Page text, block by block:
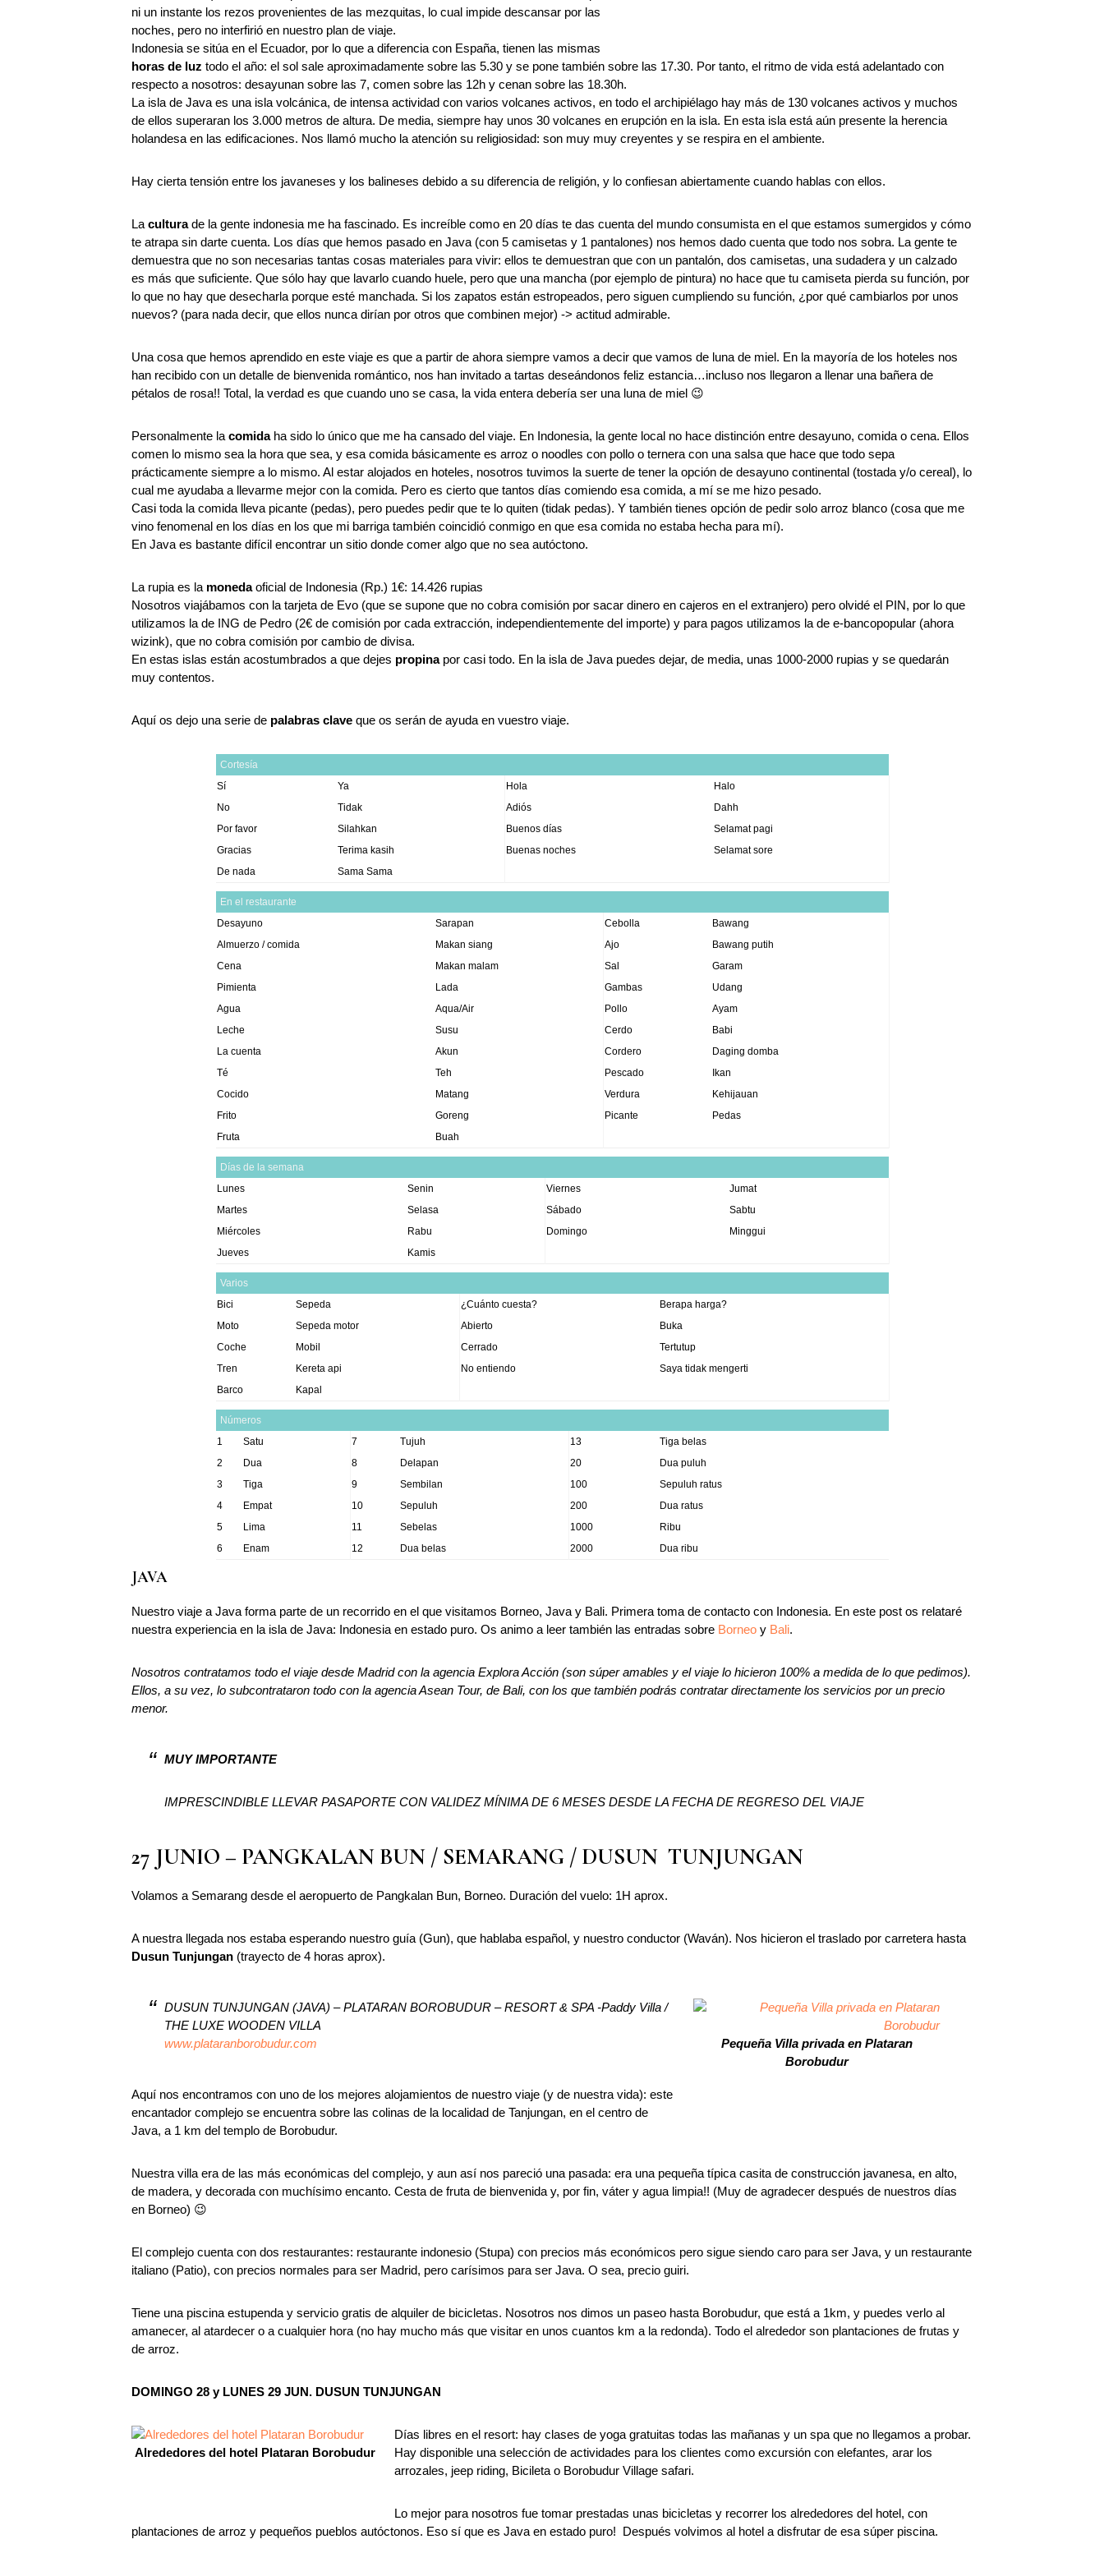
ni un instante los rezos provenientes de las mezquitas, lo cual impide descansar por las
noches, pero no interfirió en nuestro plan de viaje.
Indonesia se sitúa en el Ecuador, por lo que a diferencia con España, tienen las mismas
horas de luz todo el año: el sol sale aproximadamente sobre las 5.30 y se pone también sobre las 17.30. Por tanto, el ritmo de vida está adelantado con
respecto a nosotros: desayunan sobre las 7, comen sobre las 12h y cenan sobre las 18.30h.
La isla de Java es una isla volcánica, de intensa actividad con varios volcanes activos, en todo el archipiélago hay más de 130 volcanes activos y muchos
de ellos superaran los 3.000 metros de altura. De media, siempre hay unos 30 volcanes en erupción en la isla. En esta isla está aún presente la herencia
holandesa en las edificaciones. Nos llamó mucho la atención su religiosidad: son muy muy creyentes y se respira en el ambiente.
Hay cierta tensión entre los javaneses y los balineses debido a su diferencia de religión, y lo confiesan abiertamente cuando hablas con ellos.
La culturade la gente indonesia me ha fascinado. Es increíble como en 20 días te das cuenta del mundo consumista en el que estamos sumergidos y cómo
te atrapa sin darte cuenta. Los días que hemos pasado en Java (con 5 camisetas y 1 pantalones) nos hemos dado cuenta que todo nos sobra. La gente te
demuestra que no son necesarias tantas cosas materiales para vivir: ellos te demuestran que con un pantalón, dos camisetas, una sudadera y un calzado
es más que suficiente. Que sólo hay que lavarlo cuando huele, pero que una mancha (por ejemplo de pintura) no hace que tu camiseta pierda su función, por
lo que no hay que desecharla porque esté manchada. Si los zapatos están estropeados, pero siguen cumpliendo su función, ¿por qué cambiarlos por unos
nuevos? (para nada decir, que ellos nunca dirían por otros que combinen mejor) -> actitud admirable.
Una cosa que hemos aprendido en este viaje es que a partir de ahora siempre vamos a decir que vamos de luna de miel. En la mayoría de los hoteles nos
han recibido con un detalle de bienvenida romántico, nos han invitado a tartas deseándonos feliz estancia…incluso nos llegaron a llenar una bañera de
pétalos de rosa!! Total, la verdad es que cuando uno se casa, la vida entera debería ser una luna de miel 😉
Personalmente la comidaha sido lo único que me ha cansado del viaje. En Indonesia, la gente local no hace distinción entre desayuno, comida o cena. Ellos
comen lo mismo sea la hora que sea, y esa comida básicamente es arroz o noodles con pollo o ternera con una salsa que hace que todo sepa
prácticamente siempre a lo mismo. Al estar alojados en hoteles, nosotros tuvimos la suerte de tener la opción de desayuno continental (tostada y/o cereal), lo
cual me ayudaba a llevarme mejor con la comida. Pero es cierto que tantos días comiendo esa comida, a mí se me hizo pesado.
Casi toda la comida lleva picante (pedas), pero puedes pedir que te lo quiten (tidak pedas). Y también tienes opción de pedir solo arroz blanco (cosa que me
vino fenomenal en los días en los que mi barriga también coincidió conmigo en que esa comida no estaba hecha para mí).
En Java es bastante difícil encontrar un sitio donde comer algo que no sea autóctono.
La rupia es la monedaoficial de Indonesia (Rp.) 1€: 14.426 rupias
Nosotros viajábamos con la tarjeta de Evo (que se supone que no cobra comisión por sacar dinero en cajeros en el extranjero) pero olvidé el PIN, por lo que
utilizamos la de ING de Pedro (2€ de comisión por cada extracción, independientemente del importe) y para pagos utilizamos la de e-bancopopular (ahora
wizink), que no cobra comisión por cambio de divisa.
En estas islas están acostumbrados a que dejes propinapor casi todo. En la isla de Java puedes dejar, de media, unas 1000-2000 rupias y se quedarán
muy contentos.
Aquí os dejo una serie de palabras clave que os serán de ayuda en vuestro viaje.
Cortesía
Sí
Ya Hola
Halo
No
Tidak Adiós
Dahh
Por favor
Silahkan Buenos días
Selamat pagi
Gracias
Terima kasih Buenas noches
Selamat sore
De nada
Sama Sama
En el restaurante
Desayuno
Sarapan Cebolla
Bawang
Almuerzo / comida
Makan siang Ajo
Bawang putih
Cena
Makan malam Sal
Garam
Pimienta
Lada Gambas
Udang
Agua
Aqua/Air Pollo
Ayam
Leche
Susu Cerdo
Babi
La cuenta
Akun Cordero
Daging domba
Té
Teh Pescado
Ikan
Cocido
Matang Verdura
Kehijauan
Frito
Goreng Picante
Pedas
Fruta
Buah
Días de la semana
Lunes
Senin Viernes
Jumat
Martes
Selasa Sábado
Sabtu
Miércoles
Rabu Domingo
Minggui
Jueves
Kamis
Varios
Bici
Sepeda ¿Cuánto cuesta?
Berapa harga?
Moto
Sepeda motor Abierto
Buka
Coche
Mobil Cerrado
Tertutup
Tren
Kereta api No entiendo
Saya tidak mengerti
Barco
Kapal
Números
1
Satu 7 Tujuh 13
Tiga belas
2
Dua 8 Delapan 20
Dua puluh
3
Tiga 9 Sembilan 100
Sepuluh ratus
4
Empat 10 Sepuluh 200
Dua ratus
5
Lima 11 Sebelas 1000
Ribu
6
Enam 12 Dua belas 2000 Dua ribu
JAVA
Nuestro viaje a Java forma parte de un recorrido en el que visitamos Borneo, Java y Bali. Primera toma de contacto con Indonesia. En este post os relataré
nuestra experiencia en la isla de Java: Indonesia en estado puro. Os animo a leer también las entradas sobre Borneo y Bali.
Nosotros contratamos todo el viaje desde Madrid con la agencia Explora Acción (son súper amables y el viaje lo hicieron 100% a medida de lo que pedimos).
Ellos, a su vez, lo subcontrataron todo con la agencia Asean Tour, de Bali, con los que también podrás contratar directamente los servicios por un precio
menor.
MUY IMPORTANTE
IMPRESCINDIBLE LLEVAR PASAPORTE CON VALIDEZ MÍNIMA DE 6 MESES DESDE LA FECHA DE REGRESO DEL VIAJE
27 JUNIO – PANGKALAN BUN / SEMARANG / DUSUN TUNJUNGAN
Volamos a Semarang desde el aeropuerto de Pangkalan Bun, Borneo. Duración del vuelo: 1H aprox.
A nuestra llegada nos estaba esperando nuestro guía (Gun), que hablaba español, y nuestro conductor (Waván). Nos hicieron el traslado por carretera hasta
Dusun Tunjungan (trayecto de 4 horas aprox).
Pequeña Villa privada en Plataran
Borobudur
DUSUN TUNJUNGAN (JAVA) – PLATARAN BOROBUDUR – RESORT & SPA -Paddy Villa /
THE LUXE WOODEN VILLA
www.plataranborobudur.com
Aquí nos encontramos con uno de los mejores alojamientos de nuestro viaje (y de nuestra vida): este
encantador complejo se encuentra sobre las colinas de la localidad de Tanjungan, en el centro de
Java, a 1 km del templo de Borobudur.
Nuestra villa era de las más económicas del complejo, y aun así nos pareció una pasada: era una pequeña típica casita de construcción javanesa, en alto,
de madera, y decorada con muchísimo encanto. Cesta de fruta de bienvenida y, por fin, váter y agua limpia!! (Muy de agradecer después de nuestros días
en Borneo) 😉
El complejo cuenta con dos restaurantes: restaurante indonesio (Stupa) con precios más económicos pero sigue siendo caro para ser Java, y un restaurante
italiano (Patio), con precios normales para ser Madrid, pero carísimos para ser Java. O sea, precio guiri.
Tiene una piscina estupenda y servicio gratis de alquiler de bicicletas. Nosotros nos dimos un paseo hasta Borobudur, que está a 1km, y puedes verlo al
amanecer, al atardecer o a cualquier hora (no hay mucho más que visitar en unos cuantos km a la redonda). Todo el alrededor son plantaciones de frutas y
de arroz.
DOMINGO 28 y LUNES 29 JUN. DUSUN TUNJUNGAN
Alrededores del hotel Plataran Borobudur
Días libres en el resort: hay clases de yoga gratuitas todas las mañanas y un spa que no llegamos a probar.
Hay disponible una selección de actividades para los clientes como excursión con elefantes, arar los
arrozales, jeep riding, Bicileta o Borobudur Village safari.
Lo mejor para nosotros fue tomar prestadas unas bicicletas y recorrer los alrededores del hotel, con
plantaciones de arroz y pequeños pueblos autóctonos. Eso sí que es Java en estado puro! Después volvimos al hotel a disfrutar de esa súper piscina.